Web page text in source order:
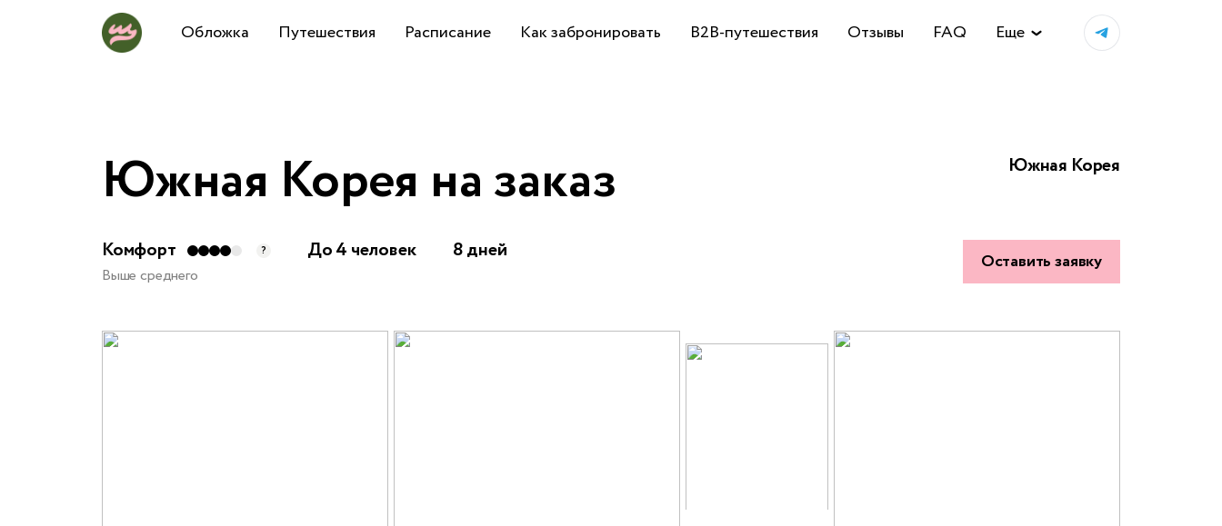
Обложка Путешествия Расписание Как забронировать B2B-путешествия Отзывы FAQ Еще
Южная Корея на заказ Южная Корея
Комфорт ?
Выше среднего
До 4 человек 8 дней Оставить заявку